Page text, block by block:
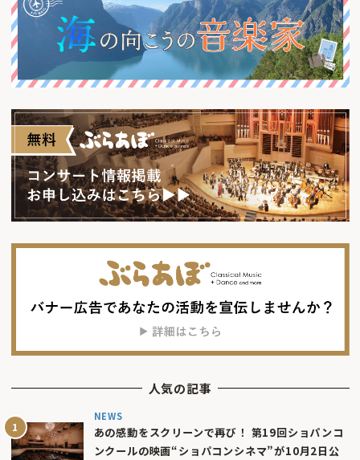
人気の記事
NEWS
あの感動をスクリーンで再び！ 第19回ショパンコ
ンクールの映画“ショパコンシネマ”が10月2日公